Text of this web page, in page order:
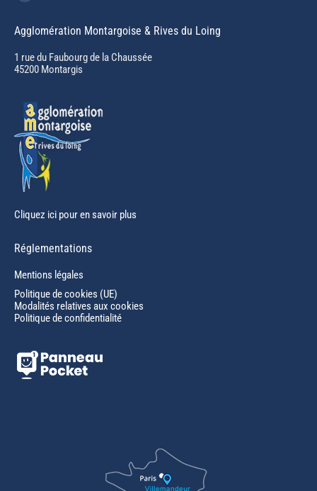
opens
in
new
Agglomération Montargoise & Rives du Loing
1 rue du Faubourg de la Chaussée
45200 Montargis
Cliquez ici pour en savoir plus
Réglementations
Mentions légales
Politique de cookies (UE)
Modalités relatives aux cookies
Politique de confidentialité